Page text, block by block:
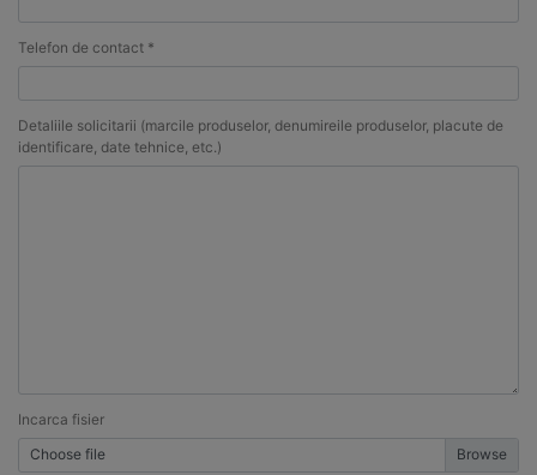
Telefon de contact *
Detaliile solicitarii (marcile produselor, denumireile produselor, placute de
identificare, date tehnice, etc.)
Incarca fisier
Choose file